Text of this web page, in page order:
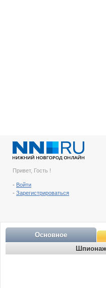
Привет, Гость !
- Войти
- Зарегистрироваться
Основное
Шпионаж